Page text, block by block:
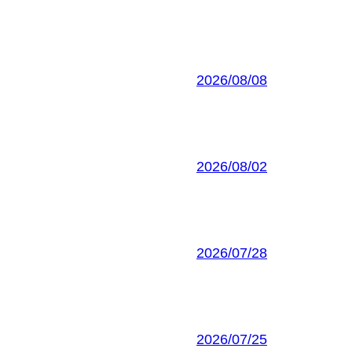
2026/08/08
2026/08/02
2026/07/28
2026/07/25